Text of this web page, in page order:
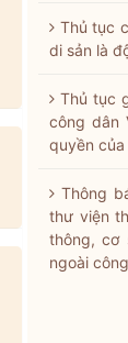
Thủ tục
di sản là
Thủ tục
công dân
quyền
Thông
thư viện
thông, cơ
ngoài